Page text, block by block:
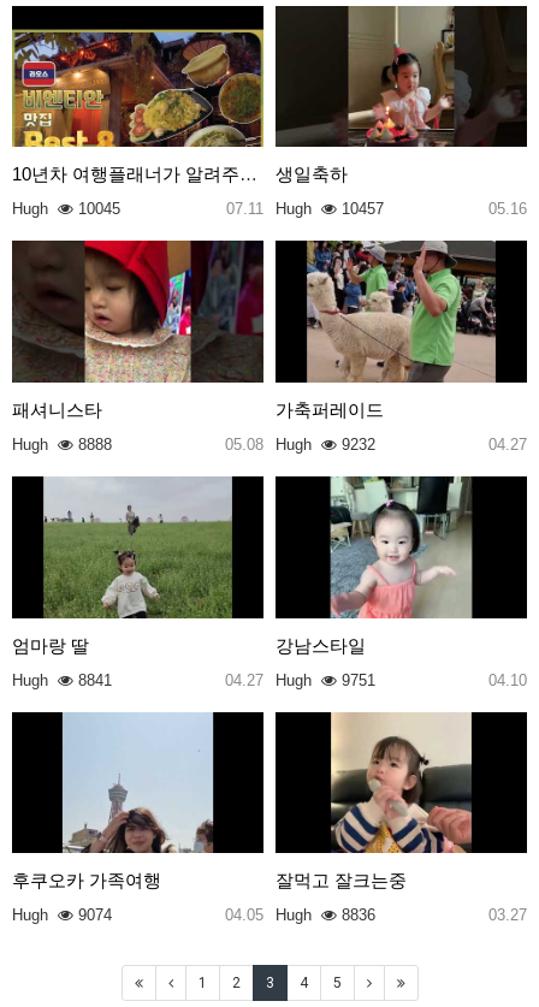
10년차 여행플래너가 알려주는 라오스 비엔티안 맛집 B…
Hugh 10045 07.11
생일축하
Hugh 10457 05.16
패셔니스타
Hugh 8888 05.08
가축퍼레이드
Hugh 9232 04.27
엄마랑 딸
Hugh 8841 04.27
강남스타일
Hugh 9751 04.10
후쿠오카 가족여행
Hugh 9074 04.05
잘먹고 잘크는중
Hugh 8836 03.27
1 2 3 4 5